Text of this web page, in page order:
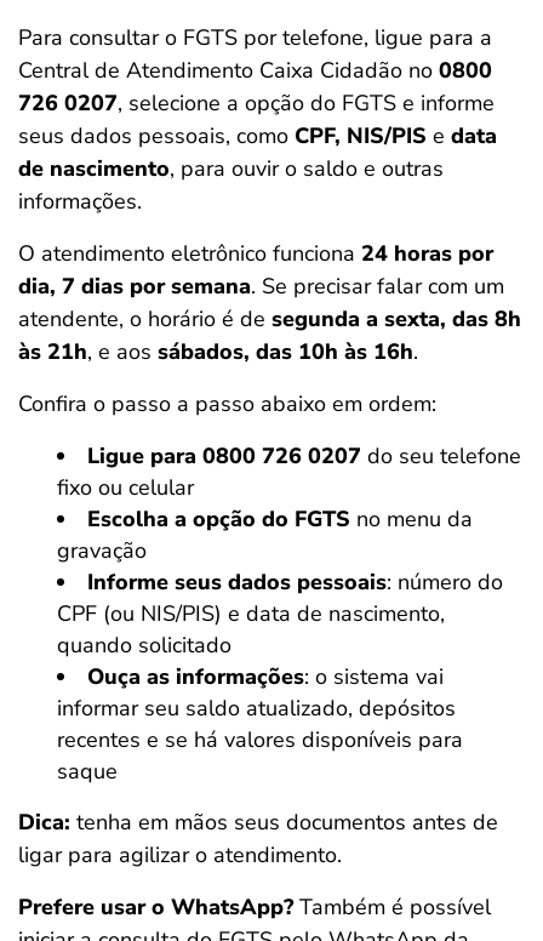
Para consultar o FGTS por telefone, ligue para a
Central de Atendimento Caixa Cidadão no 0800
726 0207, selecione a opção do FGTS e informe
seus dados pessoais, como CPF, NIS/PIS e data
de nascimento, para ouvir o saldo e outras
informações.
O atendimento eletrônico funciona 24 horas por
dia, 7 dias por semana. Se precisar falar com um
atendente, o horário é de segunda a sexta, das 8h
às 21h, e aos sábados, das 10h às 16h.
Confira o passo a passo abaixo em ordem:
Ligue para 0800 726 0207 do seu telefone
fixo ou celular
Escolha a opção do FGTS no menu da
gravação
Informe seus dados pessoais: número do
CPF (ou NIS/PIS) e data de nascimento,
quando solicitado
Ouça as informações: o sistema vai
informar seu saldo atualizado, depósitos
recentes e se há valores disponíveis para
saque
Dica: tenha em mãos seus documentos antes de
ligar para agilizar o atendimento.
Prefere usar o WhatsApp?Também é possível